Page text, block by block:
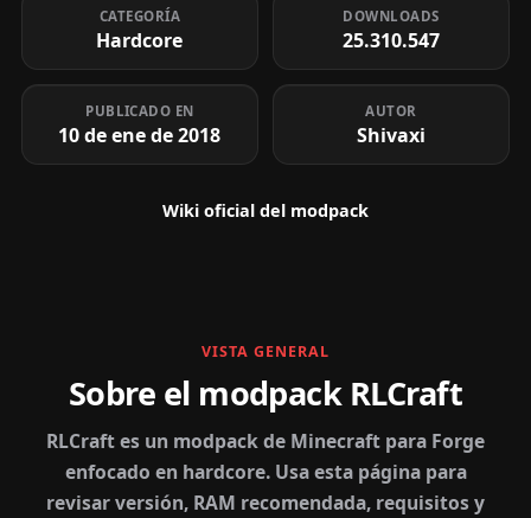
CATEGORÍA
Hardcore
DOWNLOADS
25.310.547
PUBLICADO EN
10 de ene de 2018
AUTOR
Shivaxi
Wiki oficial del modpack
VISTA GENERAL
Sobre el modpack RLCraft
RLCraft es un modpack de Minecraft para Forge
enfocado en hardcore. Usa esta página para
revisar versión, RAM recomendada, requisitos y